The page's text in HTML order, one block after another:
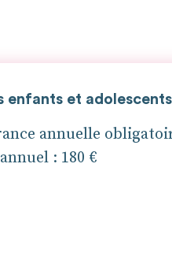
enfants et adolescents
annuelle
: 180 €